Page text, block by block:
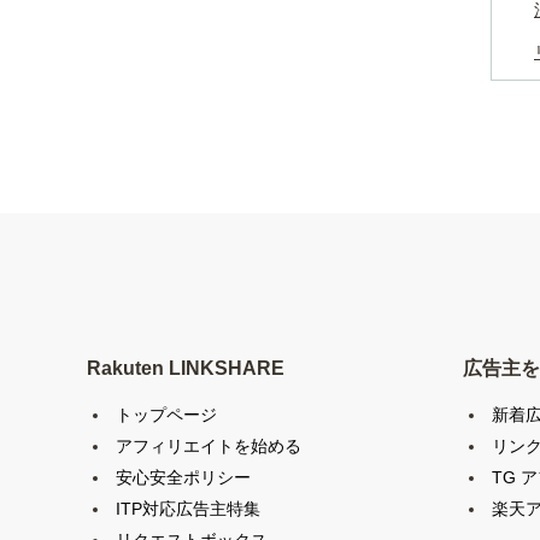
Rakuten LINKSHARE
トップページ
アフィリエイトを始める
安心安全ポリシー
ITP対応広告主特集
広告主
新着
リン
TG
楽天